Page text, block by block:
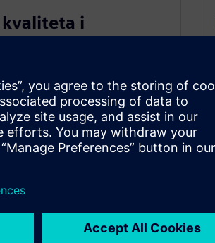
kvaliteta i
smanjite nedostatke i
i kontrolu u stvarnom
problema,
i poticanje kontinuiranog
u vašim operacijama.